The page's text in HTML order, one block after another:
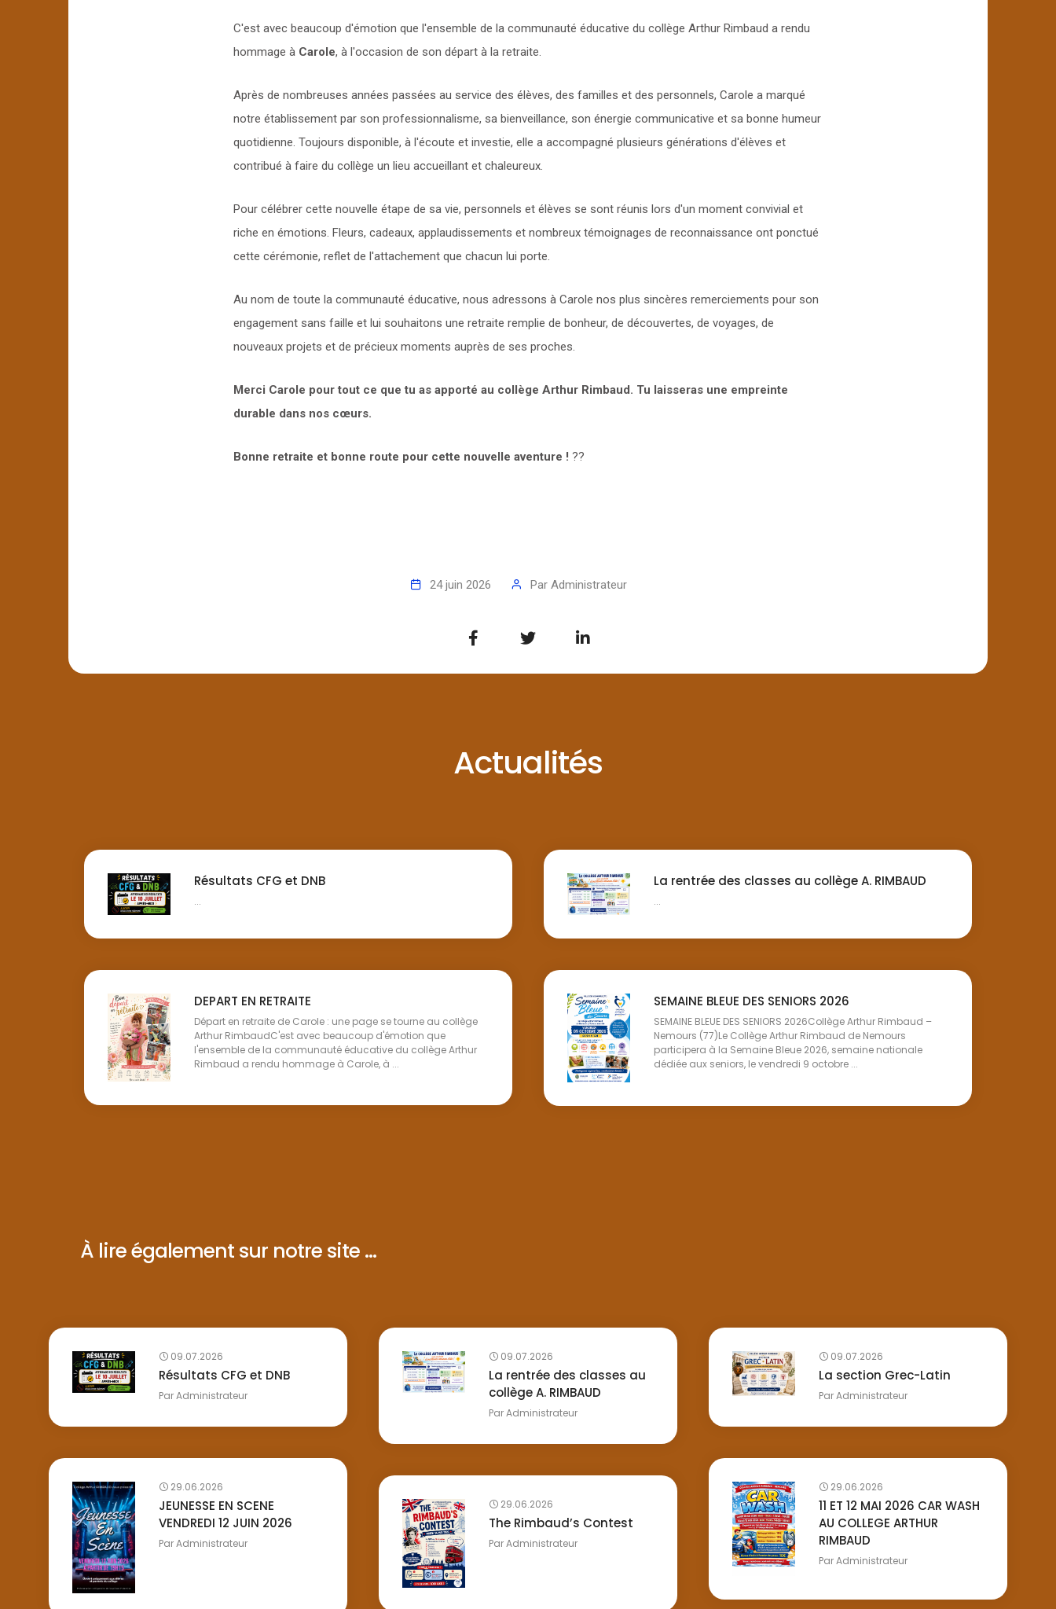
C'est avec beaucoup d'émotion que l'ensemble de la communauté éducative du collège Arthur Rimbaud a rendu
hommage à Carole, à l'occasion de son départ à la retraite.
Après de nombreuses années passées au service des élèves, des familles et des personnels, Carole a marqué
notre établissement par son professionnalisme, sa bienveillance, son énergie communicative et sa bonne humeur
quotidienne. Toujours disponible, à l'écoute et investie, elle a accompagné plusieurs générations d'élèves et
contribué à faire du collège un lieu accueillant et chaleureux.
Pour célébrer cette nouvelle étape de sa vie, personnels et élèves se sont réunis lors d'un moment convivial et
riche en émotions. Fleurs, cadeaux, applaudissements et nombreux témoignages de reconnaissance ont ponctué
cette cérémonie, reflet de l'attachement que chacun lui porte.
Au nom de toute la communauté éducative, nous adressons à Carole nos plus sincères remerciements pour son
engagement sans faille et lui souhaitons une retraite remplie de bonheur, de découvertes, de voyages, de
nouveaux projets et de précieux moments auprès de ses proches.
Merci Carole pour tout ce que tu as apporté au collège Arthur Rimbaud. Tu laisseras une empreinte
durable dans nos cœurs.
Bonne retraite et bonne route pour cette nouvelle aventure ! ??
24 juin 2026 Par Administrateur
Actualités
Résultats CFG et DNB
...
La rentrée des classes au collège A. RIMBAUD
...
DEPART EN RETRAITE
Départ en retraite de Carole : une page se tourne au collège
Arthur RimbaudC'est avec beaucoup d'émotion que
l'ensemble de la communauté éducative du collège Arthur
Rimbaud a rendu hommage à Carole, à ...
SEMAINE BLEUE DES SENIORS 2026
SEMAINE BLEUE DES SENIORS 2026Collège Arthur Rimbaud –
Nemours (77)Le Collège Arthur Rimbaud de Nemours
participera à la Semaine Bleue 2026, semaine nationale
dédiée aux seniors, le vendredi 9 octobre ...
À lire également sur notre site ...
09.07.2026
Résultats CFG et DNB
ParAdministrateur
09.07.2026
La rentrée des classes au
collège A. RIMBAUD
ParAdministrateur
09.07.2026
La section Grec-Latin
ParAdministrateur
29.06.2026
JEUNESSE EN SCENE
VENDREDI 12 JUIN 2026
ParAdministrateur
29.06.2026
11 ET 12 MAI 2026 CAR WASH
AU COLLEGE ARTHUR
RIMBAUD
ParAdministrateur
29.06.2026
The Rimbaud’s Contest
ParAdministrateur